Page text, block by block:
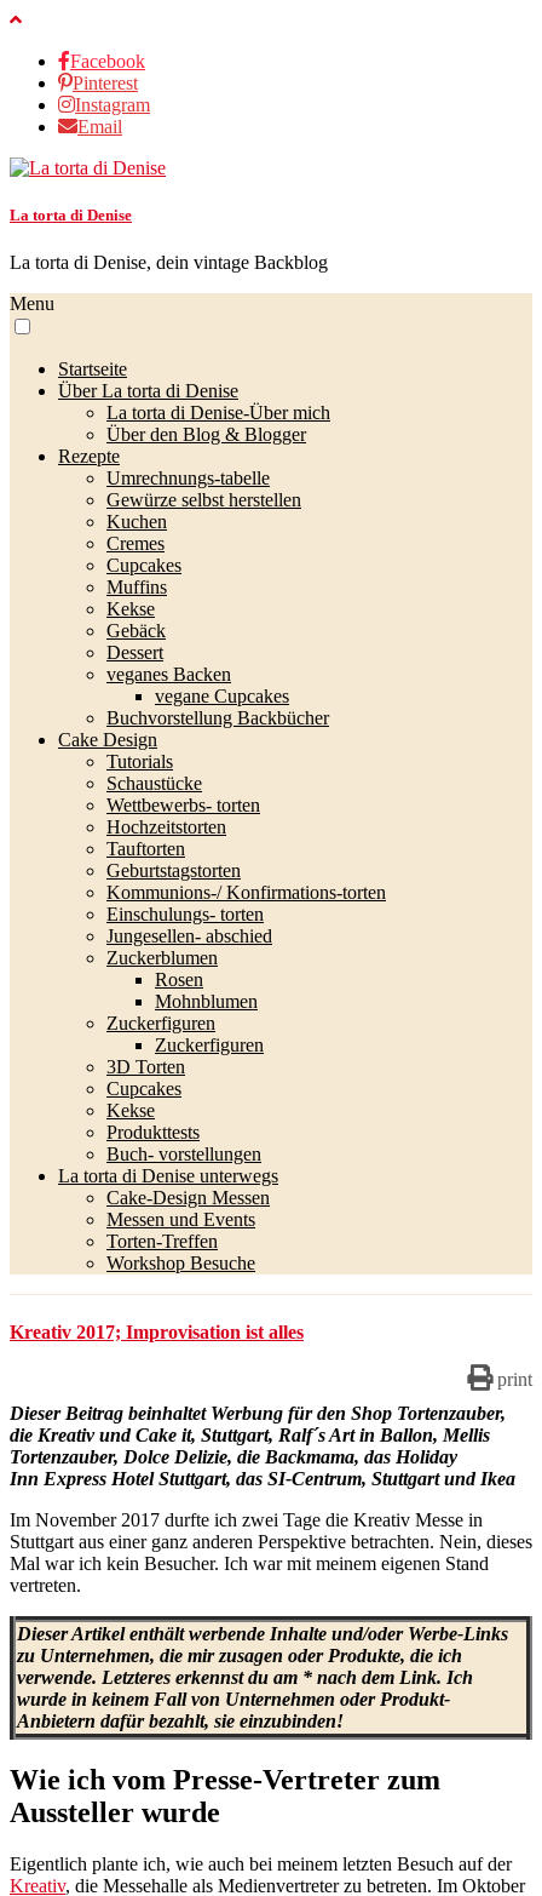
Facebook
Pinterest
Instagram
Email
La torta di Denise
La torta di Denise, dein vintage Backblog
Menu
Startseite
Über La torta di Denise
La torta di Denise-Über mich
Über den Blog & Blogger
Rezepte
Umrechnungs-tabelle
Gewürze selbst herstellen
Kuchen
Cremes
Cupcakes
Muffins
Kekse
Gebäck
Dessert
veganes Backen
vegane Cupcakes
Buchvorstellung Backbücher
Cake Design
Tutorials
Schaustücke
Wettbewerbs- torten
Hochzeitstorten
Tauftorten
Geburtstagstorten
Kommunions-/ Konfirmations-torten
Einschulungs- torten
Jungesellen- abschied
Zuckerblumen
Rosen
Mohnblumen
Zuckerfiguren
Zuckerfiguren
3D Torten
Cupcakes
Kekse
Produkttests
Buch- vorstellungen
La torta di Denise unterwegs
Cake-Design Messen
Messen und Events
Torten-Treffen
Workshop Besuche
Kreativ 2017; Improvisation ist alles
print
Dieser Beitrag beinhaltet Werbung für den Shop Tortenzauber,
die Kreativ und Cake it, Stuttgart, Ralf´s Art in Ballon, Mellis
Tortenzauber, Dolce Delizie, die Backmama, das Holiday
Inn Express Hotel Stuttgart, das SI-Centrum, Stuttgart und Ikea
Im November 2017 durfte ich zwei Tage die Kreativ Messe in
Stuttgart aus einer ganz anderen Perspektive betrachten. Nein, dieses
Mal war ich kein Besucher. Ich war mit meinem eigenen Stand
vertreten.
Dieser Artikel enthält werbende Inhalte und/oder Werbe-Links
zu Unternehmen, die mir zusagen oder Produkte, die ich
verwende. Letzteres erkennst du am * nach dem Link. Ich
wurde in keinem Fall von Unternehmen oder Produkt-
Anbietern dafür bezahlt, sie einzubinden!
Wie ich vom Presse-Vertreter zum
Aussteller wurde
Eigentlich plante ich, wie auch bei meinem letzten Besuch auf der
Kreativ, die Messehalle als Medienvertreter zu betreten. Im Oktober